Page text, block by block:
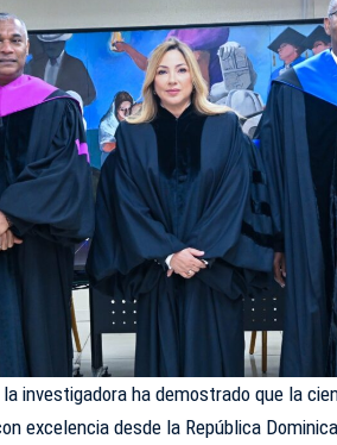
investigadora ha demostrado que la
excelencia desde la República